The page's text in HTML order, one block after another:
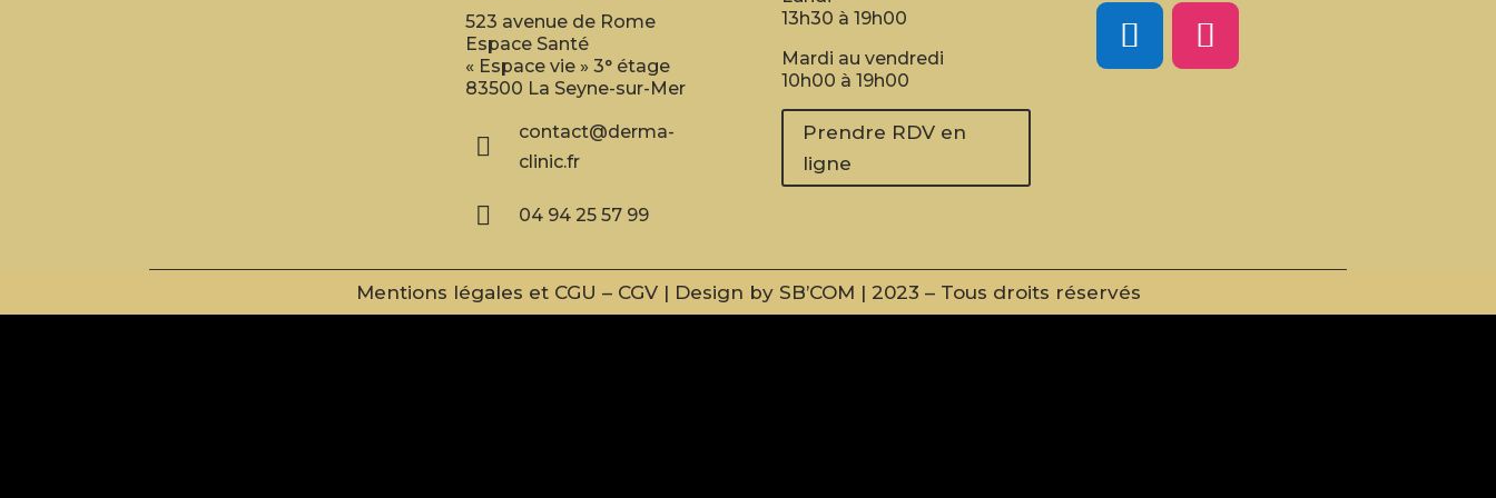
523 avenue de Rome
Espace Santé
« Espace vie » 3° étage
83500 La Seyne-sur-Mer

contact@derma-
clinic.fr
 04 94 25 57 99
13h30 à 19h00
Mardi au vendredi
10h00 à 19h00
Prendre RDV en
ligne
Mentions légales et CGU – CGV| Design by SB’COM | 2023 – Tous droits réservés